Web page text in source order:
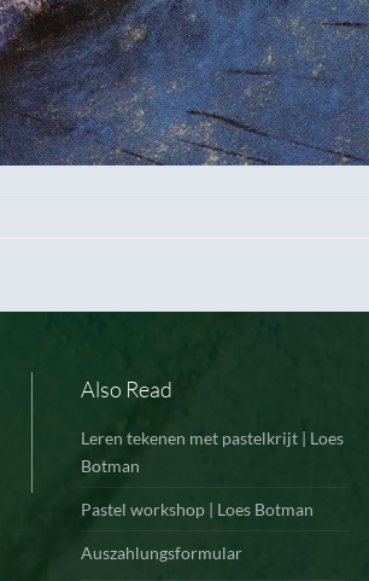
Also Read
Leren tekenen met pastelkrijt | Loes
Botman
Pastel workshop | Loes Botman
Auszahlungsformular